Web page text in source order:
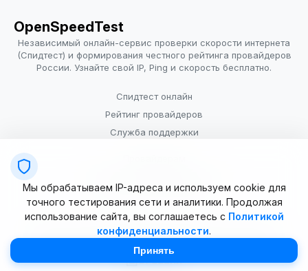
OpenSpeedTest
Независимый онлайн-сервис проверки скорости интернета
(Спидтест) и формирования честного рейтинга провайдеров
России. Узнайте свой IP, Ping и скорость бесплатно.
Спидтест онлайн
Рейтинг провайдеров
Служба поддержки
Условия использования
© 2025–2026 OpenSpeedTest (ИП Долматова В.В.). Все права
Мы обрабатываем IP-адреса и используем cookie для
точного тестирования сети и аналитики. Продолжая
использование сайта, вы соглашаетесь с Политикой
конфиденциальности.
Принять